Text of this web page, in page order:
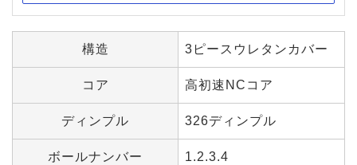
構造 3ピースウレタンカバー
コア 高初速NCコア
ディンプル 326ディンプル
ボールナンバー 1.2.3.4